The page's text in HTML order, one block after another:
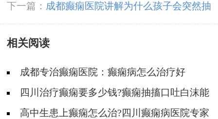
查血药浓度
下一篇： 成都癫痫医院讲解为什么孩子会突然抽
搐
相关阅读
成都专治癫痫医院：癫痫病怎么治疗好
四川治疗癫痫要多少钱?癫痫抽搐口吐白沫能
治好吗高中生患上癫痫怎么治?四川癫痫病医院专家